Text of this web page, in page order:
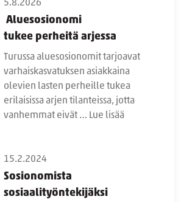
5.8.2026
Aluesosionomi
tukee perheitä arjessa
Turussa aluesosionomit tarjoavat
varhaiskasvatuksen asiakkaina
olevien lasten perheille tukea
erilaisissa arjen tilanteissa, jotta
vanhemmat eivät … Lue lisää
15.2.2024
Sosionomista
sosiaalityöntekijäksi